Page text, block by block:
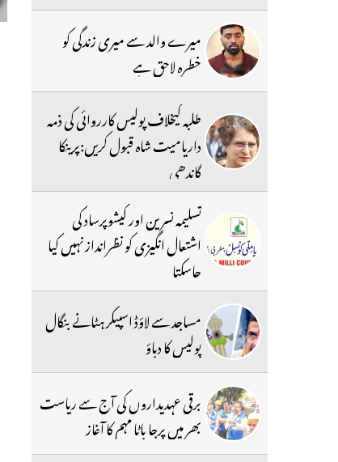
میرے والد سے میری زندگی کو
خطرہ لاحق ہے
طلبہ کیخلاف پولیس کارروائی کی ذمہ
داریامیت شاہ قبول کریں:پرینکا
گاندھی
تسلیمہ نسرین اور کیشوپرساد کی
اشتعال انگیزی کو نظرانداز نہیں کیا
جاسکتا
مساجد سے لاؤڈ اسپیکر ہٹانے بنگال
پولیس کا دباؤ
برقی عہدیداروں کی آج سے ریاست
بھر میں پرجا باٹا مہم کا آغاز